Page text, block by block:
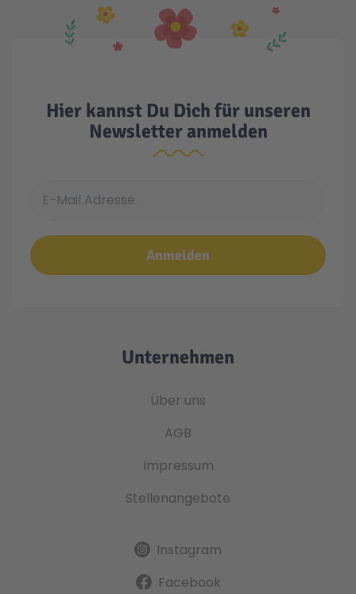
Hier kannst Du Dich für unseren
Newsletter anmelden
Anmelden
Unternehmen
Über uns
AGB
Impressum
Stellenangebote
Instagram
Facebook